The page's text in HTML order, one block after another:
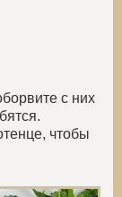
с них
чтобы